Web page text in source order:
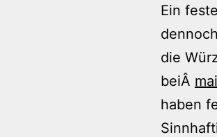
Ein
die
beiÂ
haben